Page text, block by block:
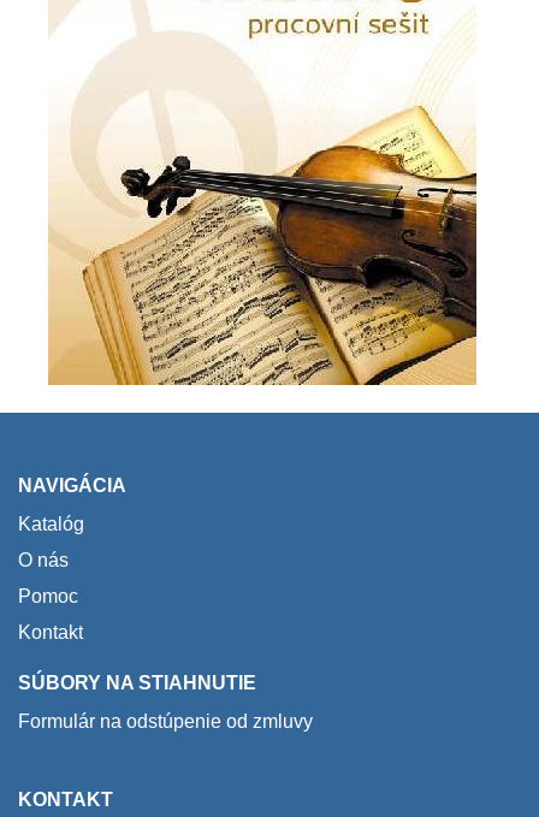
NAVIGÁCIA
Katalóg
O nás
Pomoc
Kontakt
SÚBORY NA STIAHNUTIE
Formulár na odstúpenie od zmluvy
KONTAKT